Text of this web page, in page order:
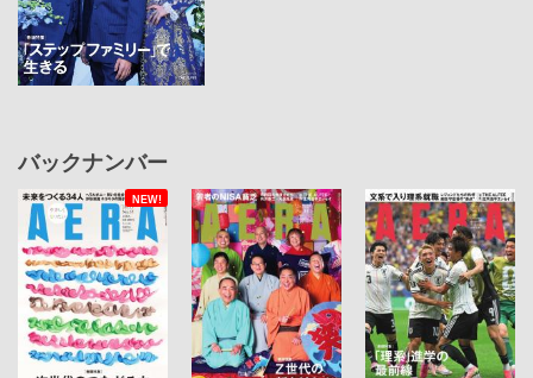
バックナンバー
NEW!